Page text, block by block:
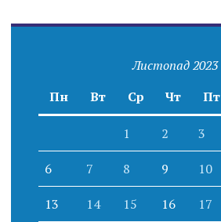
Листопад 2023
Пн
Вт Ср Чт Пт
1 2 3
6 7 8 9 10
13 14 15 16 17